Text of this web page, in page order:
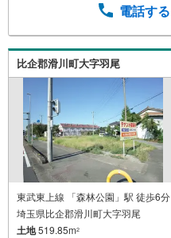
電話する
比企郡滑川町大字羽尾
東武東上線 「森林公園」駅 徒歩6分
埼玉県比企郡滑川町大字羽尾
土地519.85m2